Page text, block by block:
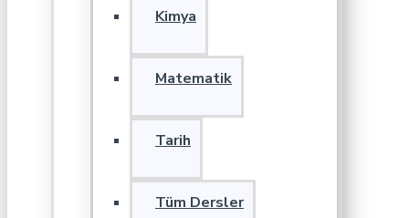
Kimya
Matematik
Tarih
Tüm Dersler